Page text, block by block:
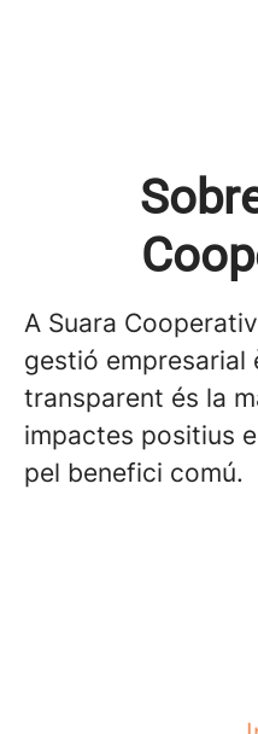
A Suara
gestió empresarial
transparent és la
impactes positius
pel benefici comú.